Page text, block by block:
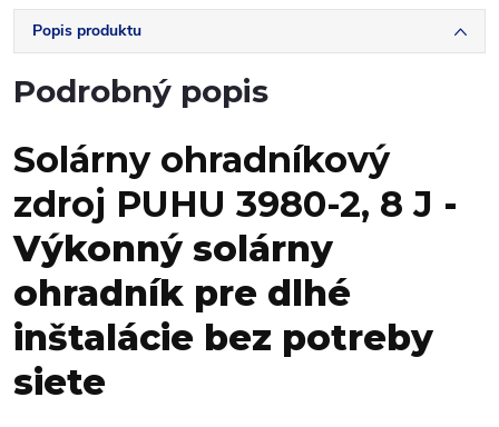
Popis produktu
Podrobný popis
Solárny ohradníkový
zdroj PUHU 3980-2, 8 J -
Výkonný solárny
ohradník pre dlhé
inštalácie bez potreby
siete